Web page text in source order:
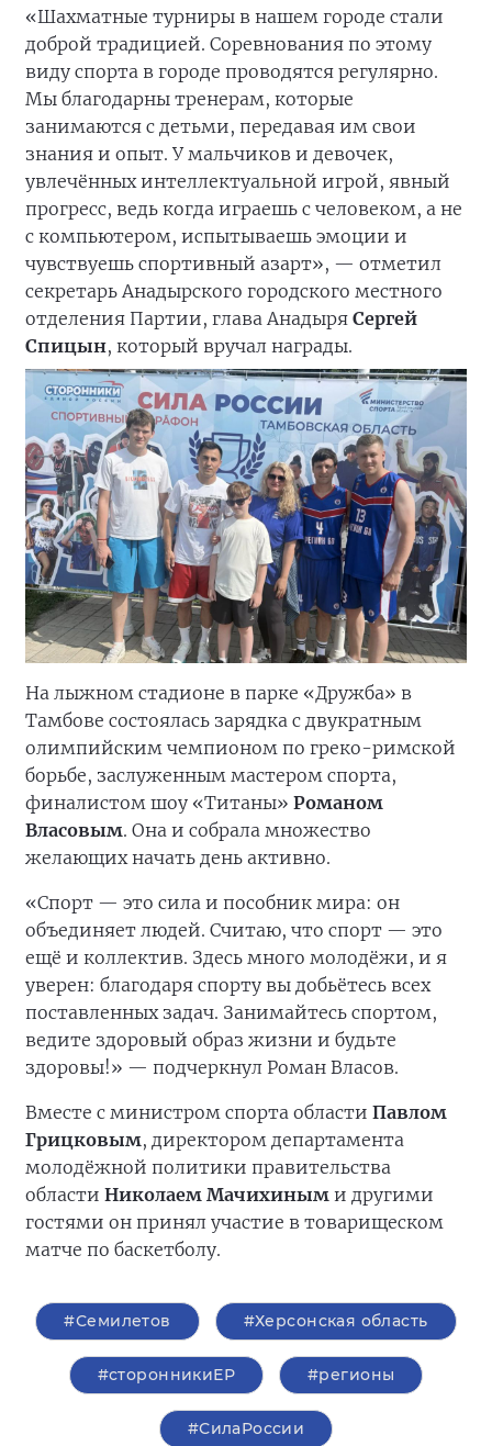
«Шахматные турниры в нашем городе стали
доброй традицией. Соревнования по этому
виду спорта в городе проводятся регулярно.
Мы благодарны тренерам, которые
занимаются с детьми, передавая им свои
знания и опыт. У мальчиков и девочек,
увлечённых интеллектуальной игрой, явный
прогресс, ведь когда играешь с человеком, а не
с компьютером, испытываешь эмоции и
чувствуешь спортивный азарт», — отметил
секретарь Анадырского городского местного
отделения Партии, глава Анадыря Сергей
Спицын, который вручал награды.
На лыжном стадионе в парке «Дружба» в
Тамбове состоялась зарядка с двукратным
олимпийским чемпионом по греко-римской
борьбе, заслуженным мастером спорта,
финалистом шоу «Титаны» Романом
Власовым. Она и собрала множество
желающих начать день активно.
«Спорт — это сила и пособник мира: он
объединяет людей. Считаю, что спорт — это
ещё и коллектив. Здесь много молодёжи, и я
уверен: благодаря спорту вы добьётесь всех
поставленных задач. Занимайтесь спортом,
ведите здоровый образ жизни и будьте
здоровы!» — подчеркнул Роман Власов.
Вместе с министром спорта области Павлом
Грицковым, директором департамента
молодёжной политики правительства
области Николаем Мачихиным и другими
гостями он принял участие в товарищеском
матче по баскетболу.
#Семилетов #Херсонская область
#сторонникиЕР #регионы
#СилаРоссии